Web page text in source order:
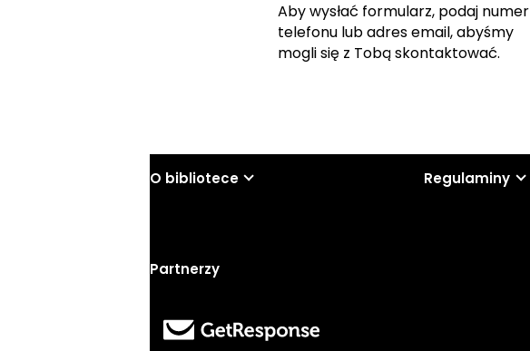
Aby wysłać formularz, podaj numer
telefonu lub adres email, abyśmy
mogli się z Tobą skontaktować.
O bibliotece Regulaminy
Partnerzy